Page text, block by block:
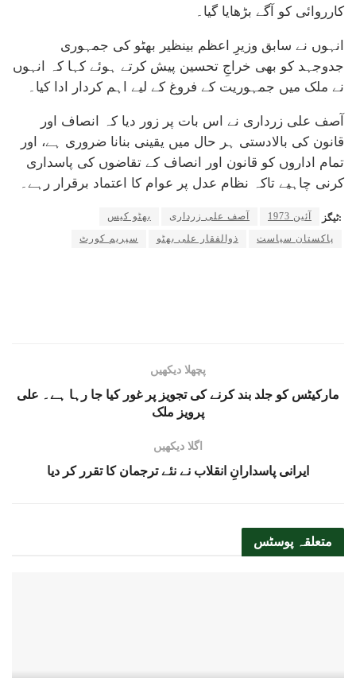
کارروائی کو آگے بڑھایا گیا۔
انہوں نے سابق وزیرِ اعظم بینظیر بھٹو کی جمہوری
جدوجہد کو بھی خراجِ تحسین پیش کرتے ہوئے کہا کہ انہوں
نے ملک میں جمہوریت کے فروغ کے لیے اہم کردار ادا کیا۔
آصف علی زرداری نے اس بات پر زور دیا کہ انصاف اور
قانون کی بالادستی ہر حال میں یقینی بنانا ضروری ہے، اور
تمام اداروں کو قانون اور انصاف کے تقاضوں کی پاسداری
کرنی چاہیے تاکہ نظام عدل پر عوام کا اعتماد برقرار رہے۔
ٹیگز: 1973 آئین آصف علی زرداری
بھٹو کیس
پاکستان سیاست
ذوالفقار علی بھٹو سپریم کورٹ
پچھلا دیکھیں
مارکیٹس کو جلد بند کرنے کی تجویز پر غور کیا جا رہا ہے۔ علی
پرویز ملک
اگلا دیکھیں
ایرانی پاسدارانِ انقلاب نے نئے ترجمان کا تقرر کر دیا
متعلقہ پوسٹس